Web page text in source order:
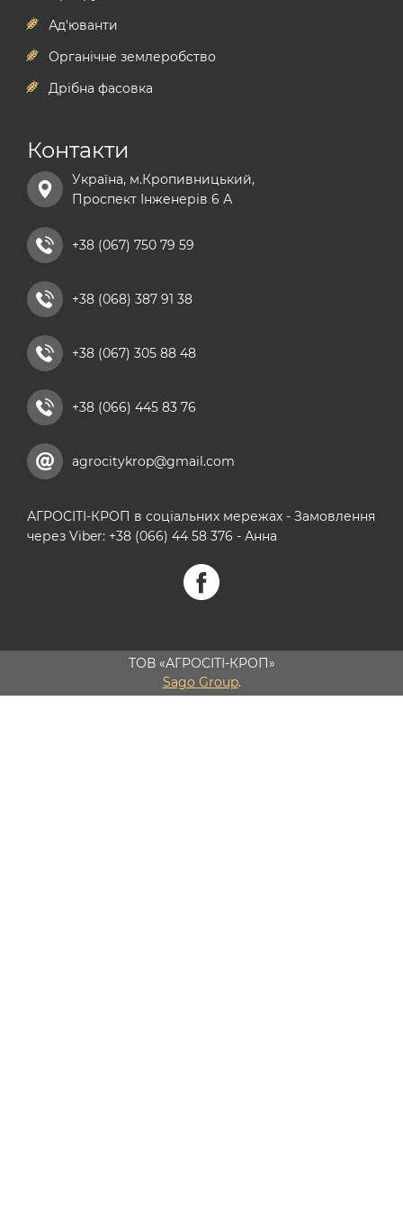
стимулятори росту рослин
комплексні мінеральні добрива купити
сульфат магнію добриво
хелатні добрива
добриво універсальне
рідкі азотні добрива
кальцієві добрива
гербіцид на ріпак
гербіциди басф
гербіциди байєр
Ад'юванти
Органічне землеробство
Дрібна фасовка
Контакти
Україна, м.Кропивницький,
Проспект Інженерів 6 А
+38 (067) 750 79 59
+38 (068) 387 91 38
+38 (067) 305 88 48
+38 (066) 445 83 76
agrocitykrop@gmail.com
АГРОСІТІ-КРОП в соціальних мережах - Замовлення
через Viber: +38 (066) 44 58 376 - Анна
ТОВ «АГРОСІТІ-КРОП»
Sago Group.